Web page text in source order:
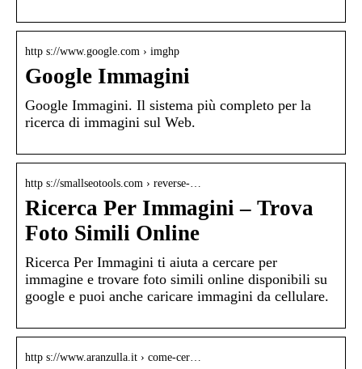
http s://www.google.com › imghp
Google Immagini
Google Immagini. Il sistema più completo per la
ricerca di immagini sul Web.
http s://smallseotools.com › reverse-…
Ricerca Per Immagini – Trova
Foto Simili Online
Ricerca Per Immagini ti aiuta a cercare per
immagine e trovare foto simili online disponibili su
google e puoi anche caricare immagini da cellulare.
http s://www.aranzulla.it › come-cer…